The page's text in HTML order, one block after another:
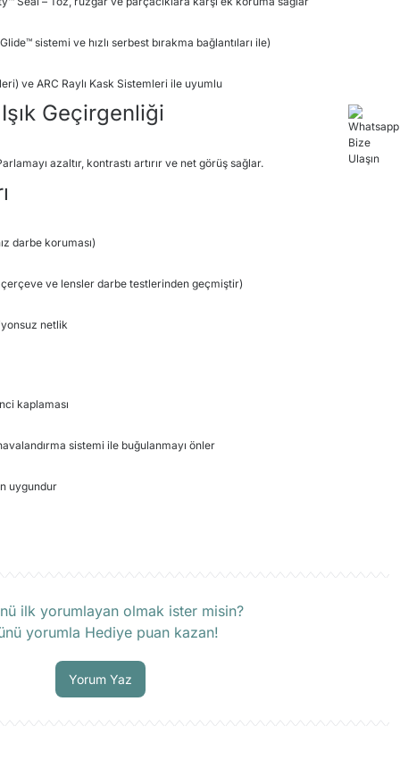
sistemi ve hızlı serbest bırakma bağlantıları ile)
ve ARC Raylı Kask Sistemleri ile uyumlu
Geçirgenliği
azaltır, kontrastı artırır ve net görüş sağlar.​
darbe koruması)
ve lensler darbe testlerinden geçmiştir)
netlik​
kaplaması
sistemi ile buğulanmayı önler
uygundur​
ilk yorumlayan olmak ister misin?
yorumla Hediye puan kazan!
Yorum Yaz